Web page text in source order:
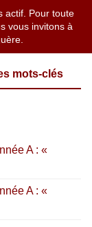
actif. Pour toute
vous invitons à
mots-clés
A : «
A : «